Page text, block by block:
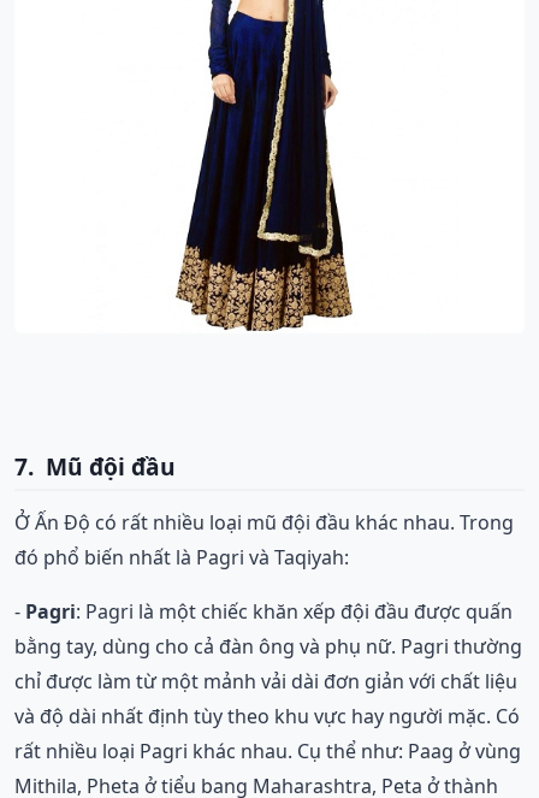
7. Mũ đội đầu
Ở Ấn Độ có rất nhiều loại mũ đội đầu khác nhau. Trong
đó phổ biến nhất là Pagri và Taqiyah:
- Pagri: Pagri là một chiếc khăn xếp đội đầu được quấn
bằng tay, dùng cho cả đàn ông và phụ nữ. Pagri thường
chỉ được làm từ một mảnh vải dài đơn giản với chất liệu
và độ dài nhất định tùy theo khu vực hay người mặc. Có
rất nhiều loại Pagri khác nhau. Cụ thể như: Paag ở vùng
Mithila, Pheta ở tiểu bang Maharashtra, Peta ở thành